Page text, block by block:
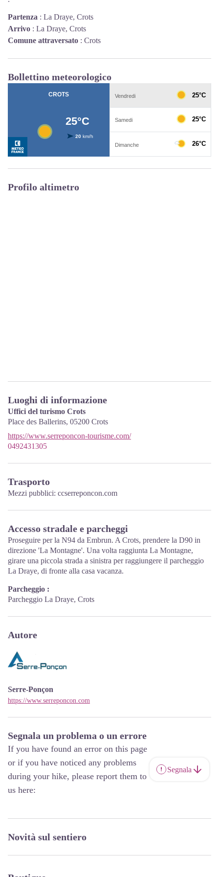
Partenza : La Draye, Crots
Arrivo : La Draye, Crots
Comune attraversato : Crots
Bollettino meteorologico
Profilo altimetro
Luoghi di informazione
Uffici del turismo Crots
Place des Ballerins, 05200 Crots
https://www.serreponcon-tourisme.com/
0492431305
Trasporto
Mezzi pubblici: ccserreponcon.com
Accesso stradale e parcheggi
Proseguire per la N94 da Embrun. A Crots, prendere la D90 in
direzione 'La Montagne'. Una volta raggiunta La Montagne,
girare una piccola strada a sinistra per raggiungere il parcheggio
La Draye, di fronte alla casa vacanza.
Parcheggio :
Parcheggio La Draye, Crots
Autore
Serre-Ponçon
https://www.serreponcon.com
Segnala un problema o un errore
If you have found an error on this page
or if you have noticed any problems
during your hike, please report them to
us here:
Segnala
Novità sul sentiero